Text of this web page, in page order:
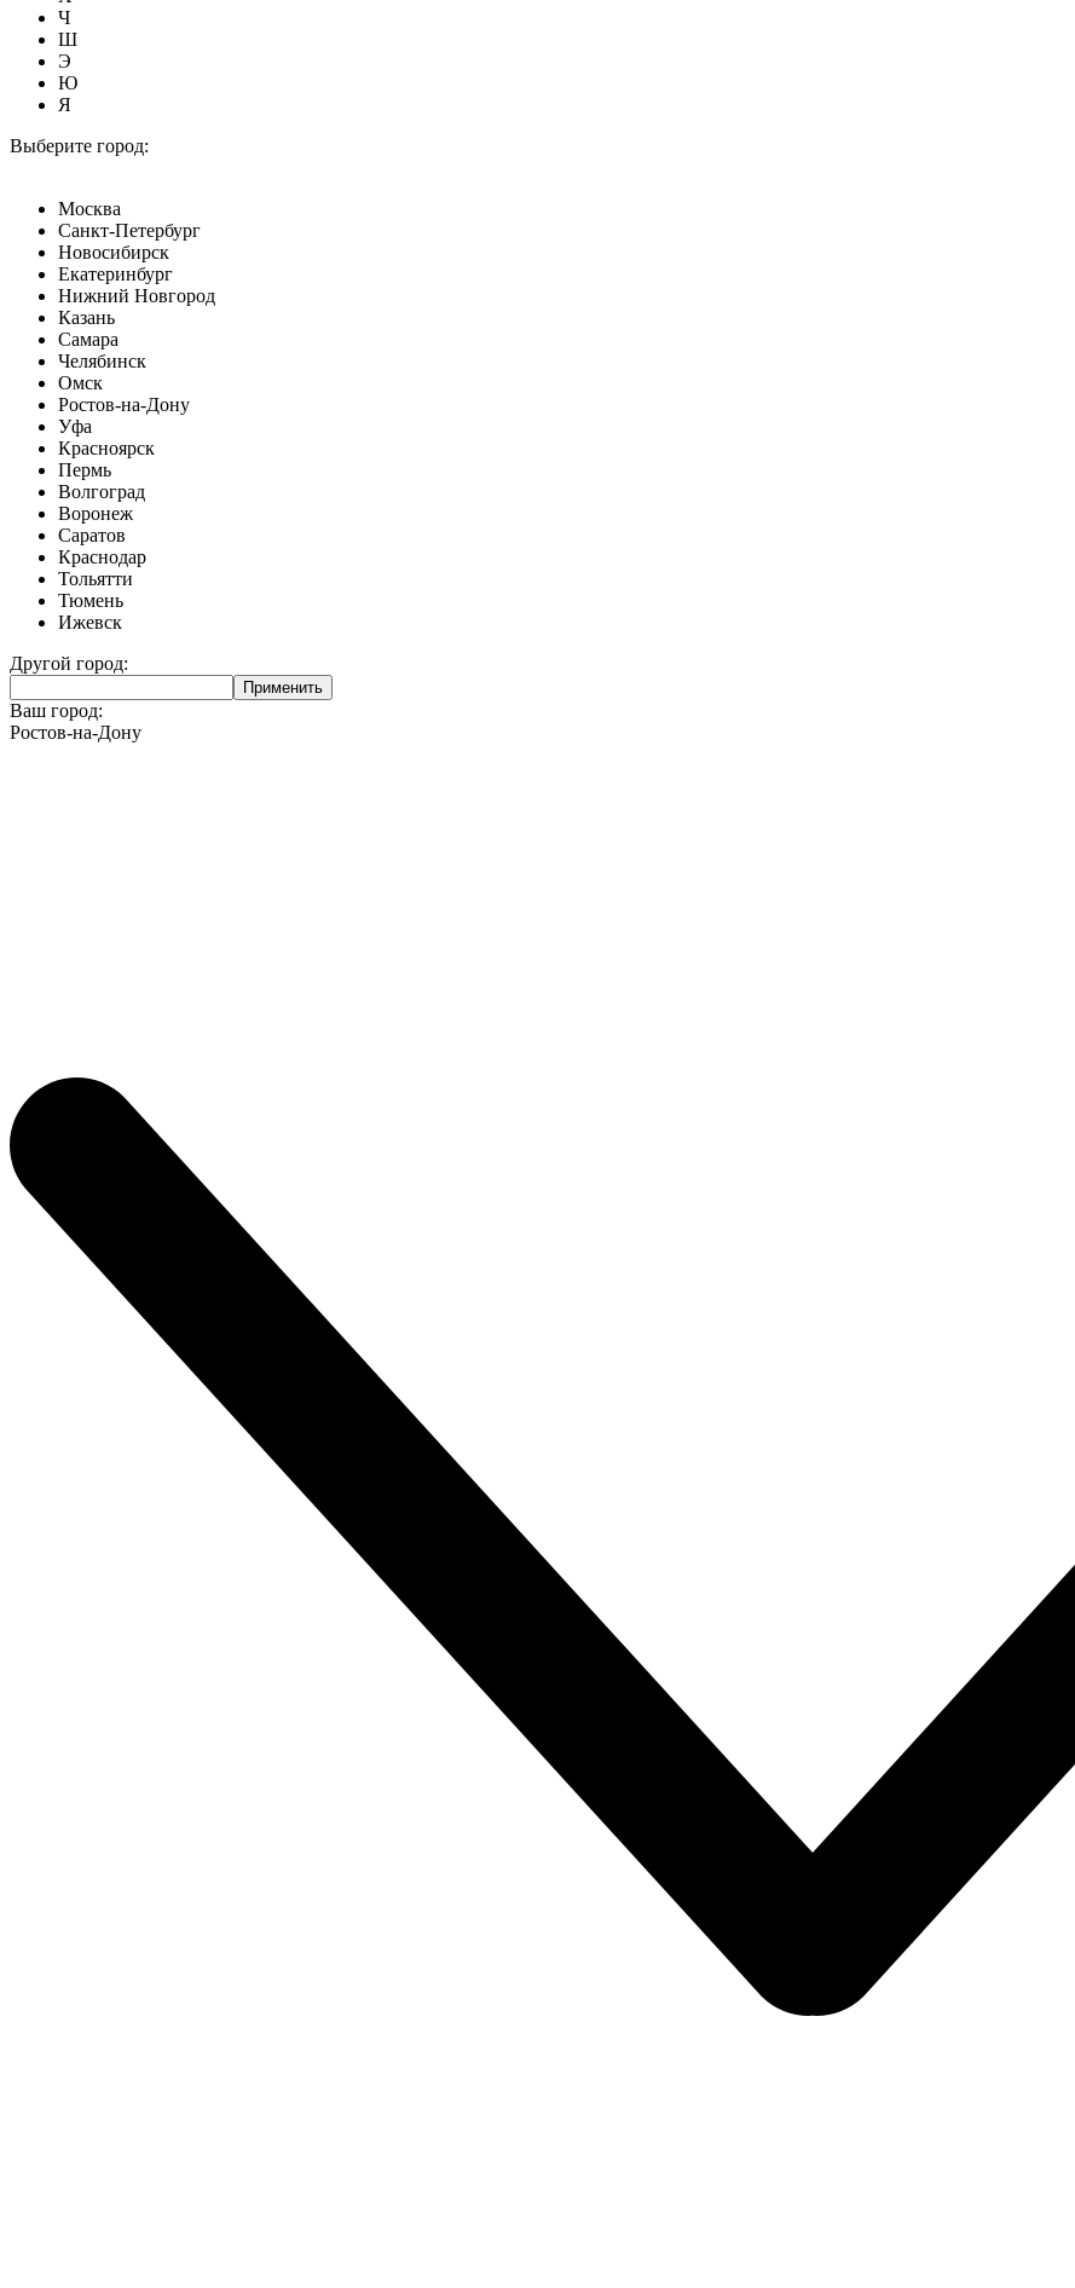
Ч
Ш
Э
Ю
Я
Выберите город:
Москва
Санкт-Петербург
Новосибирск
Екатеринбург
Нижний Новгород
Казань
Самара
Челябинск
Омск
Ростов-на-Дону
Уфа
Красноярск
Пермь
Волгоград
Воронеж
Саратов
Краснодар
Тольятти
Тюмень
Ижевск
Другой город:
Ваш город:
Ростов-на-Дону